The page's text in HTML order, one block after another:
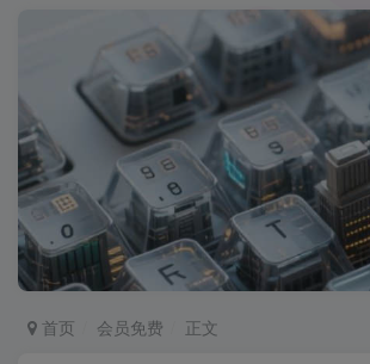
首页 会员免费 正文